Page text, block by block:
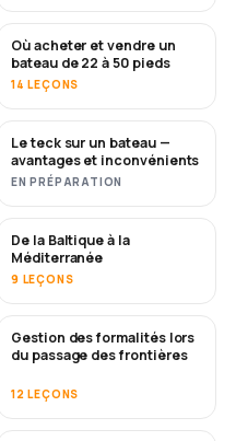
BIENTÔT
Où acheter et vendre un
bateau de 22 à 50 pieds
14 LEÇONS
BIENTÔT
Le teck sur un bateau —
avantages et inconvénients
EN PRÉPARATION
BIENTÔT
De la Baltique à la
Méditerranée
9 LEÇONS
Gestion des formalités lors
du passage des frontières
12 LEÇONS